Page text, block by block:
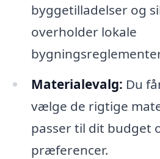
byggetilladelser og
overholder lokale
Materialevalg: Du
vælge de rigtige
passer til dit budget
præferencer.